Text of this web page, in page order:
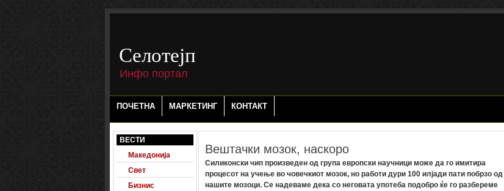
-->
Селотејп
Инфо портал
ПОЧЕТНА МАРКЕТИНГ КОНТАКТ
ВЕСТИ
Македонија
Свет
Бизнис
Вештачки мозок, наскоро
Силиконски чип произведен од група европски научници може да го имитира
процесот на учење во човечкиот мозок, но работи дури 100 илјади пати побрзо од
нашите мозоци. Се надеваме дека со неговата употеба подобро ќе го разбереме